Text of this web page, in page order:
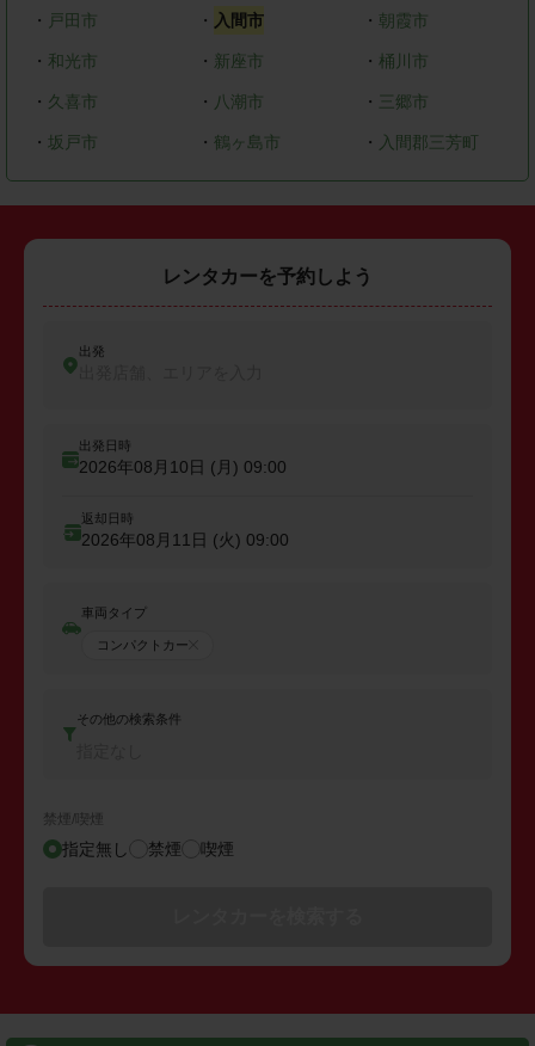
・ 戸田市 ・ 入間市 ・ 朝霞市
・ 和光市 ・ 新座市 ・ 桶川市
・ 久喜市 ・ 八潮市 ・ 三郷市
・ 坂戸市 ・ 鶴ヶ島市 ・ 入間郡三芳町
レンタカーを予約しよう
出発
出発日時
2026年08月10日 (月) 09:00
返却日時
2026年08月11日 (火) 09:00
車両タイプ
コンパクトカー
その他の検索条件
禁煙/喫煙
指定無し 禁煙 喫煙